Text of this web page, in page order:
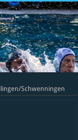
Schwenningen